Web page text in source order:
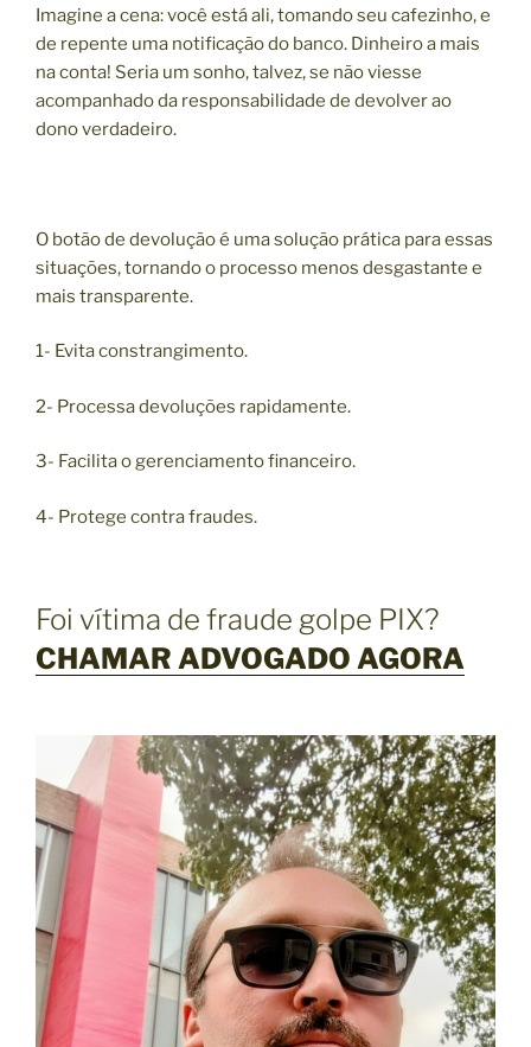
Imagine a cena: você está ali, tomando seu cafezinho, e
de repente uma notificação do banco. Dinheiro a mais
na conta! Seria um sonho, talvez, se não viesse
acompanhado da responsabilidade de devolver ao
dono verdadeiro.
O botão de devolução é uma solução prática para essas
situações, tornando o processo menos desgastante e
mais transparente.
1- Evita constrangimento.
2- Processa devoluções rapidamente.
3- Facilita o gerenciamento financeiro.
4- Protege contra fraudes.
Foi vítima de fraude golpe PIX?
CHAMAR ADVOGADO AGORA